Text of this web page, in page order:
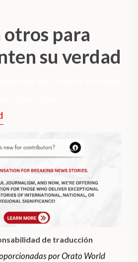
otros para
su verdad
de traducción
por Orato World